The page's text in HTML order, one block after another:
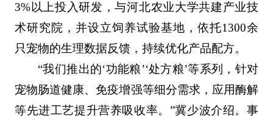
3%以上投入研发，与河北农业大学共建产业技
术研究院，并设立饲养试验基地，依托1300余
只宠物的生理数据反馈，持续优化产品配方。
“我们推出的‘功能粮’‘处方粮’等系列，针对
宠物肠道健康、免疫增强等细分需求，应用酶解
等先进工艺提升营养吸收率。”冀少波介绍。事